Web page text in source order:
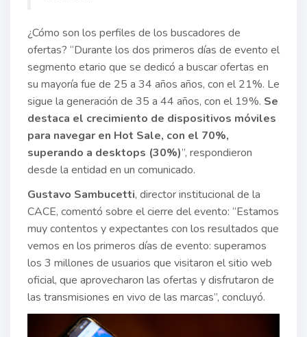
¿Cómo son los perfiles de los buscadores de
ofertas? “Durante los dos primeros días de evento el
segmento etario que se dedicó a buscar ofertas en
su mayoría fue de 25 a 34 años años, con el 21%. Le
sigue la generación de 35 a 44 años, con el 19%. Se
destaca el crecimiento de dispositivos móviles
para navegar en Hot Sale, con el 70%,
superando a desktops (30%)”, respondieron
desde la entidad en un comunicado.
Gustavo Sambucetti, director institucional de la
CACE, comentó sobre el cierre del evento: “Estamos
muy contentos y expectantes con los resultados que
vemos en los primeros días de evento: superamos
los 3 millones de usuarios que visitaron el sitio web
oficial, que aprovecharon las ofertas y disfrutaron de
las transmisiones en vivo de las marcas”, concluyó.